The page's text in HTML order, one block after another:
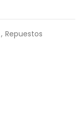
, Repuestos